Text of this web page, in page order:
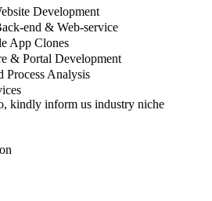
Development
end & Web-service
App Clones
& Portal Development
Process Analysis
kindly inform us industry niche